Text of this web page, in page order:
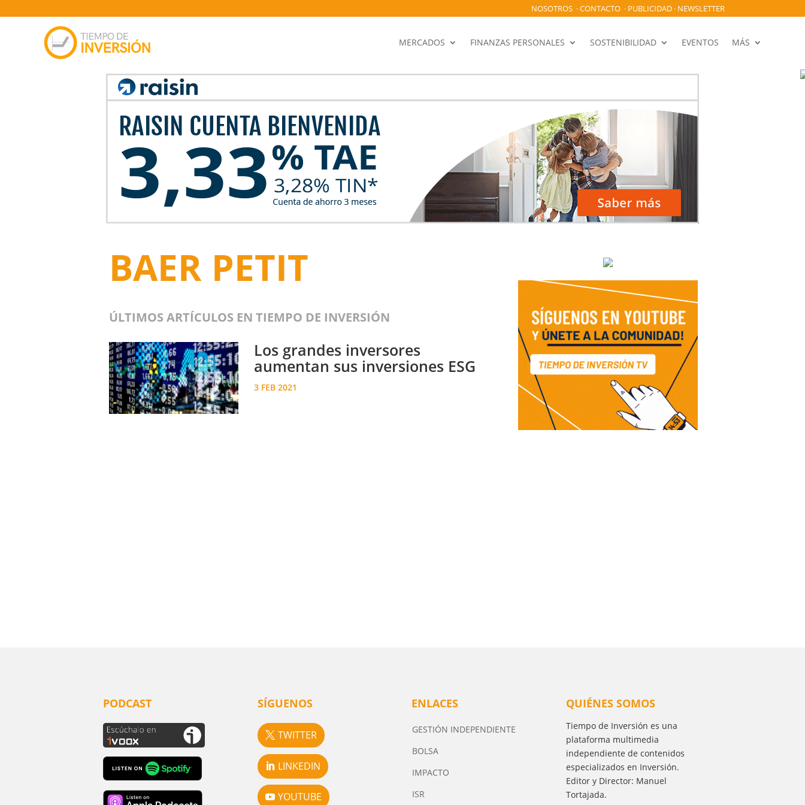
NOSOTROS·CONTACTO· PUBLICIDAD· NEWSLETTER
MERCADOS FINANZAS PERSONALES SOSTENIBILIDAD EVENTOS MÁS
BAER PETIT
ÚLTIMOS ARTÍCULOS EN TIEMPO DE INVERSIÓN
Los grandes inversores
aumentan sus inversiones ESG
3 FEB 2021
PODCAST SÍGUENOS
TWITTER
LINKEDIN
YOUTUBE
ENLACES
GESTIÓN INDEPENDIENTE
BOLSA
IMPACTO
ISR
QUIÉNES SOMOS
Tiempo de Inversión es una
plataforma multimedia
independiente de contenidos
especializados en Inversión.
Editor y Director: Manuel
Tortajada.